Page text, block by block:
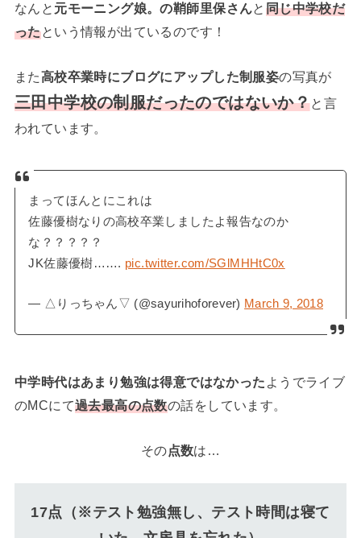
なんと 元モーニング娘。の鞘師里保さんと 同じ中学校だ
ったという情報が出ているのです！
また高校卒業時にブログにアップした制服姿の写真が
三田中学校の制服だったのではないか？と言
われています。
まってほんとにこれは
佐藤優樹なりの高校卒業しましたよ報告なのか
な？？？？？
JK佐藤優樹……. pic.twitter.com/SGlMHHtC0x
— △りっちゃん▽ (@sayurihoforever) March 9, 2018
中学時代はあまり勉強は得意ではなかった ようでライブ
のMCにて過去最高の点数の話をしています。
その点数は…
17点（※テスト勉強無し、テスト時間は寝て